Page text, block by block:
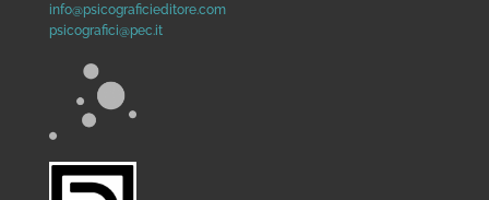
info@psicograficieditore.com
psicografici@pec.it